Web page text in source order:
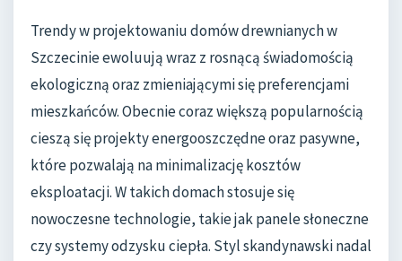
Trendy w projektowaniu domów drewnianych w
Szczecinie ewoluują wraz z rosnącą świadomością
ekologiczną oraz zmieniającymi się preferencjami
mieszkańców. Obecnie coraz większą popularnością
cieszą się projekty energooszczędne oraz pasywne,
które pozwalają na minimalizację kosztów
eksploatacji. W takich domach stosuje się
nowoczesne technologie, takie jak panele słoneczne
czy systemy odzysku ciepła. Styl skandynawski nadal